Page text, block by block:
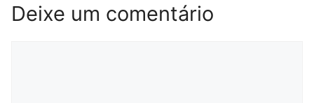
Deixe um comentário